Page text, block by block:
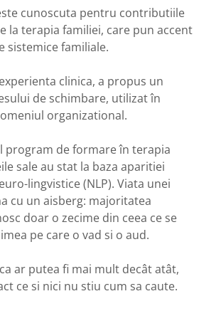
cunoscuta pentru contributiile
la terapia familiei, care pun accent
sistemice familiale.
clinica, a propus un
de schimbare, utilizat în
organizational.
program de formare în terapia
sale au stat la baza aparitiei
lingvistice (NLP). Viata unei
cu un aisberg: majoritatea
doar o zecime din ceea ce se
pe care o vad si o aud.
ar putea fi mai mult decât atât,
ce si nici nu stiu cum sa caute.